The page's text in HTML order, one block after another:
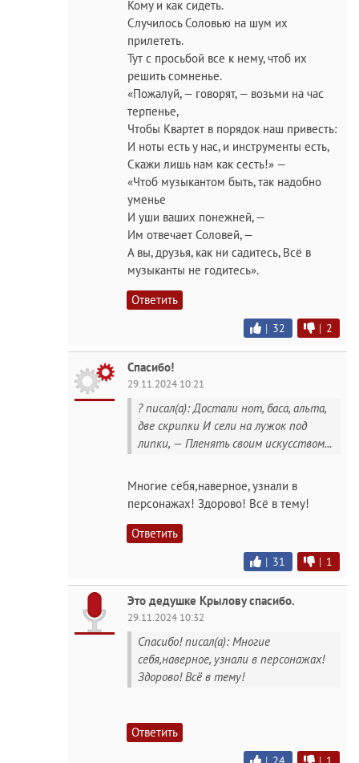
Кому и как сидеть.
Случилось Соловью на шум их
прилететь.
Тут с просьбой все к нему, чтоб их
решить сомненье.
«Пожалуй, — говорят, — возьми на час
терпенье,
Чтобы Квартет в порядок наш привесть:
И ноты есть у нас, и инструменты есть,
Скажи лишь нам как сесть!» —
«Чтоб музыкантом быть, так надобно
уменье
И уши ваших понежней, —
Им отвечает Соловей, —
А вы, друзья, как ни садитесь, Всё в
музыканты не годитесь».
Ответить
| 32 | 2
Спасибо!
29.11.2024 10:21
? писал(а): Достали нот, баса, альта,
две скрипки И сели на лужок под
липки, — Пленять своим искусством...
Многие себя,наверное, узнали в
персонажах! Здорово! Всё в тему!
Ответить
| 31 | 1
Это дедушке Крылову спасибо.
29.11.2024 10:32
Спасибо! писал(а): Многие
себя,наверное, узнали в персонажах!
Здорово! Всё в тему!
Ответить